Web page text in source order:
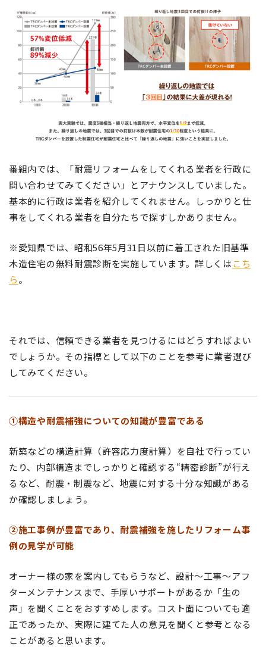
番組内では、「耐震リフォームをしてくれる業者を行政に
問い合わせてみてください」とアナウンスしていました。
基本的に行政は業者を紹介してくれません。しっかりと仕
事をしてくれる業者を自分たちで探すしかありません。
※愛知県では、昭和56年5月31日以前に着工された旧基準
木造住宅の無料耐震診断を実施しています。詳しくはこち
ら。
それでは、信頼できる業者を見つけるにはどうすればよい
でしょうか。その指標として以下のことを参考に業者選び
してみてください。
①構造や耐震補強についての知識が豊富である
新築などの構造計算（許容応力度計算）を自社で行ってい
たり、内部構造までしっかりと確認する“精密診断”が行え
るなど、耐震・制震など、地震に対する十分な知識がある
か確認しましょう。
②施工事例が豊富であり、耐震補強を施したリフォーム事
例の見学が可能
オーナー様の家を案内してもらうなど、設計〜工事〜アフ
ターメンテナンスまで、手厚いサポートがあるか「生の
声」を聞くことをおすすめします。コスト面についても適
正であったか、実際に建てた人の意見を聞くと参考となる
ことがあると思います。